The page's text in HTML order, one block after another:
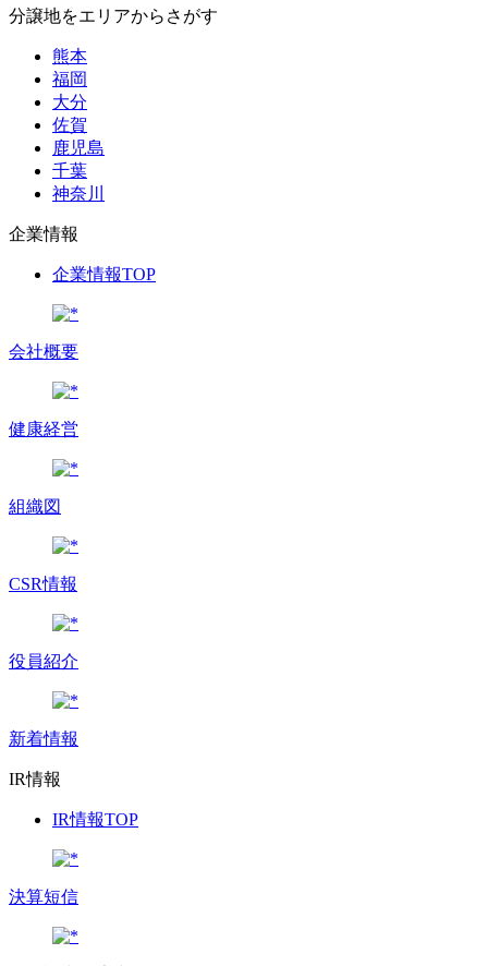
分譲地をエリアからさがす
熊本
福岡
大分
佐賀
鹿児島
千葉
神奈川
企業情報
企業情報TOP
会社概要
健康経営
組織図
CSR情報
役員紹介
新着情報
IR情報
IR情報TOP
決算短信